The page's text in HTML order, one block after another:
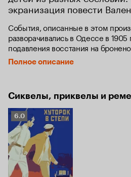
экранизация повести
События, описанные в этом
разворачивались в Одессе в 1905
подавления восстания на
картине эти реальные
точки зрения двух мальчиков —
Полное описание
Сиквелы, приквелы и
Рейтинг
Кинопоиска
6.0
6.0